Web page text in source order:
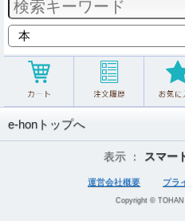
e-honトップへ
表示 ： スマー
運営会社概要 プラ
Copyright © TOHAN